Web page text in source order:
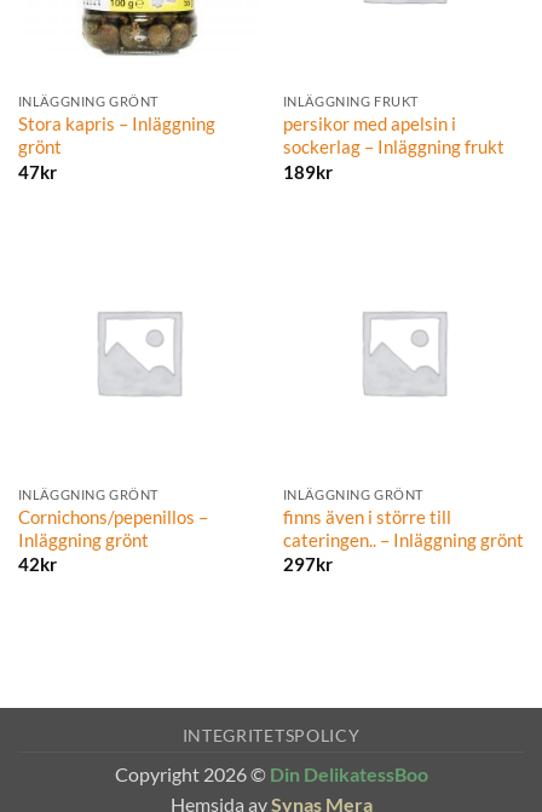
INLÄGGNING GRÖNT
Stora kapris – Inläggning
grönt
47kr
INLÄGGNING FRUKT
persikor med apelsin i
sockerlag – Inläggning frukt
189kr
INLÄGGNING GRÖNT
Cornichons/pepenillos –
Inläggning grönt
42kr
INLÄGGNING GRÖNT
finns även i större till
cateringen.. – Inläggning grönt
297kr
INTEGRITETSPOLICY
Copyright 2026 © Din DelikatessBoo
Hemsida av Synas Mera